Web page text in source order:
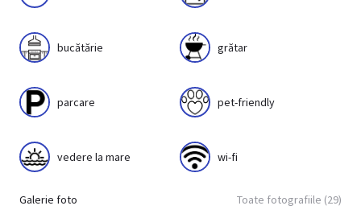
bucătărie grătar
parcare pet-friendly
vedere la mare wi-fi
Galerie foto Toate fotografiile (29)